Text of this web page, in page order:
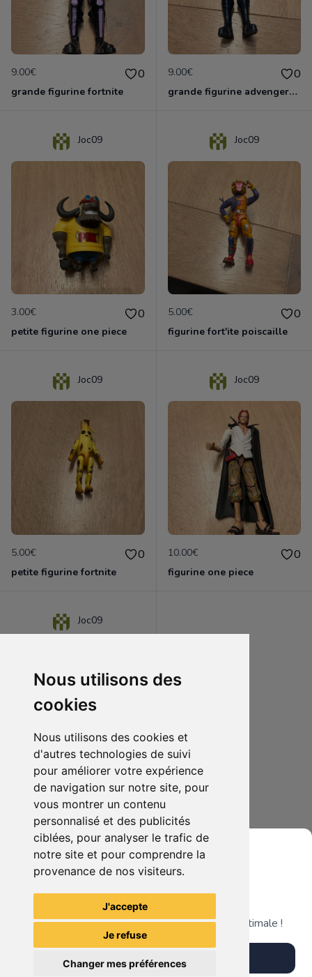
Nous utilisons des
cookies
Nous utilisons des cookies et
d'autres technologies de suivi
pour améliorer votre expérience
de navigation sur notre site, pour
vous montrer un contenu
personnalisé et des publicités
ciblées, pour analyser le trafic de
notre site et pour comprendre la
provenance de nos visiteurs.
J'accepte
Je refuse
Changer mes préférences
9.00€ 0
grande figurine fortnite
9.00€ 0
grande figurine advengers panthère
Joc09
3.00€ 0
petite figurine one piece
Joc09
5.00€ 0
figurine fort'ite poiscaille
Joc09
5.00€ 0
petite figurine fortnite
Joc09
10.00€ 0
figurine one piece
Joc09
15.00€ 0
lampe naruto
Voir tous les articles du vendeur
Grenier du Geek
Télécharge notre app pour une expérience optimale !
Télécharger l'app